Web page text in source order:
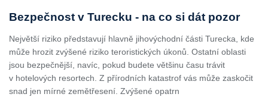
Bezpečnost v Turecku - na co si dát pozor
Největší riziko představují hlavně jihovýchodní části Turecka, kde
může hrozit zvýšené riziko teroristických úkonů. Ostatní oblasti
jsou bezpečnější, navíc, pokud budete většinu času trávit
v hotelových resortech. Z přírodních katastrof vás může zaskočit
snad jen mírné zemětřesení. Zvýšené opatrn